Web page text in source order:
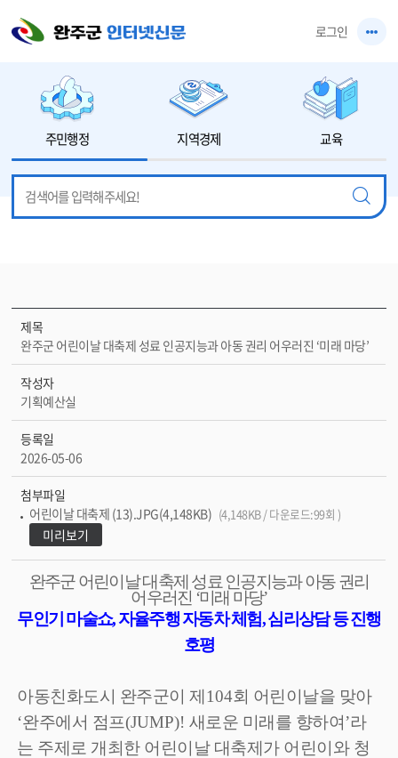
로그인
주민행정 지역경제 교육
제목
완주군 어린이날 대축제 성료 인공지능과 아동 권리 어우러진 ‘미래 마당’
작성자
기획예산실
등록일
2026-05-06
첨부파일
어린이날 대축제 (13).JPG(4,148KB) (4,148KB / 다운로드:99회 )
미리보기
완주군 어린이날 대축제 성료 인공지능과 아동 권리
어우러진 ‘미래 마당’
무인기 마술쇼,자율주행 자동차 체험,심리상담 등 진행
호평
아동친화도시 완주군이 제104회 어린이날을 맞아
‘완주에서 점프(JUMP)! 새로운 미래를 향하여’라
는 주제로 개최한 어린이날 대축제가 어린이와 청